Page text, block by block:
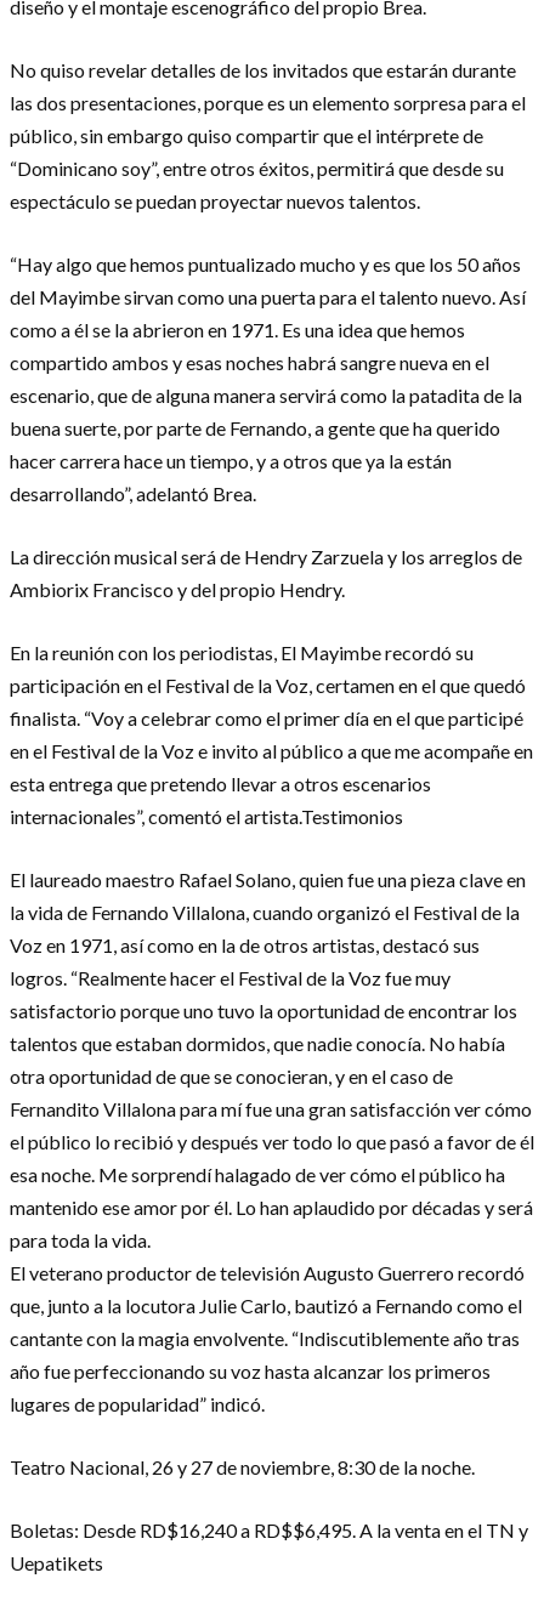
diseño y el montaje escenográfico del propio Brea.
No quiso revelar detalles de los invitados que estarán durante
las dos presentaciones, porque es un elemento sorpresa para el
público, sin embargo quiso compartir que el intérprete de
“Dominicano soy”, entre otros éxitos, permitirá que desde su
espectáculo se puedan proyectar nuevos talentos.
“Hay algo que hemos puntualizado mucho y es que los 50 años
del Mayimbe sirvan como una puerta para el talento nuevo. Así
como a él se la abrieron en 1971. Es una idea que hemos
compartido ambos y esas noches habrá sangre nueva en el
escenario, que de alguna manera servirá como la patadita de la
buena suerte, por parte de Fernando, a gente que ha querido
hacer carrera hace un tiempo, y a otros que ya la están
desarrollando”, adelantó Brea.
La dirección musical será de Hendry Zarzuela y los arreglos de
Ambiorix Francisco y del propio Hendry.
En la reunión con los periodistas, El Mayimbe recordó su
participación en el Festival de la Voz, certamen en el que quedó
finalista. “Voy a celebrar como el primer día en el que participé
en el Festival de la Voz e invito al público a que me acompañe en
esta entrega que pretendo llevar a otros escenarios
internacionales”, comentó el artista.Testimonios
El laureado maestro Rafael Solano, quien fue una pieza clave en
la vida de Fernando Villalona, cuando organizó el Festival de la
Voz en 1971, así como en la de otros artistas, destacó sus
logros. “Realmente hacer el Festival de la Voz fue muy
satisfactorio porque uno tuvo la oportunidad de encontrar los
talentos que estaban dormidos, que nadie conocía. No había
otra oportunidad de que se conocieran, y en el caso de
Fernandito Villalona para mí fue una gran satisfacción ver cómo
el público lo recibió y después ver todo lo que pasó a favor de él
esa noche. Me sorprendí halagado de ver cómo el público ha
mantenido ese amor por él. Lo han aplaudido por décadas y será
para toda la vida.
El veterano productor de televisión Augusto Guerrero recordó
que, junto a la locutora Julie Carlo, bautizó a Fernando como el
cantante con la magia envolvente. “Indiscutiblemente año tras
año fue perfeccionando su voz hasta alcanzar los primeros
lugares de popularidad” indicó.
Teatro Nacional, 26 y 27 de noviembre, 8:30 de la noche.
Boletas: Desde RD$16,240 a RD$$6,495. A la venta en el TN y
Uepatikets